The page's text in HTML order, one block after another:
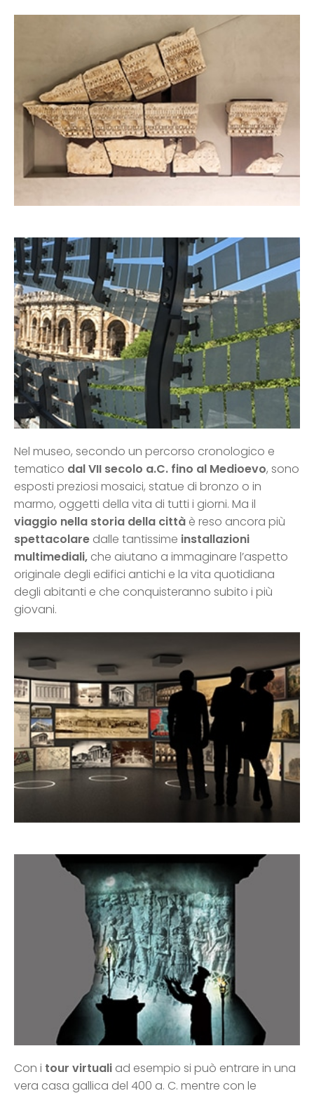
Nel museo, secondo un percorso cronologico e
tematico dal VII secolo a.C. fino al Medioevo, sono
esposti preziosi mosaici, statue di bronzo o in
marmo, oggetti della vita di tutti i giorni. Ma il
viaggio nella storia della città è reso ancora più
spettacolare dalle tantissime installazioni
multimediali, che aiutano a immaginare l’aspetto
originale degli edifici antichi e la vita quotidiana
degli abitanti e che conquisteranno subito i più
giovani.
Con i tour virtuali ad esempio si può entrare in una
vera casa gallica del 400 a. C. mentre con le